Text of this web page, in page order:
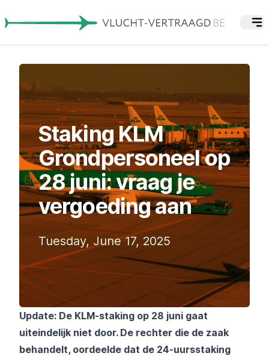
Staking KLM
Grondpersoneel op
28 juni: vraag je
vergoeding aan
Tuesday, June 17, 2025
Update: De KLM-staking op 28 juni gaat
uiteindelijk niet door. De rechter die de zaak
behandelt, oordeelde dat de 24-uursstaking